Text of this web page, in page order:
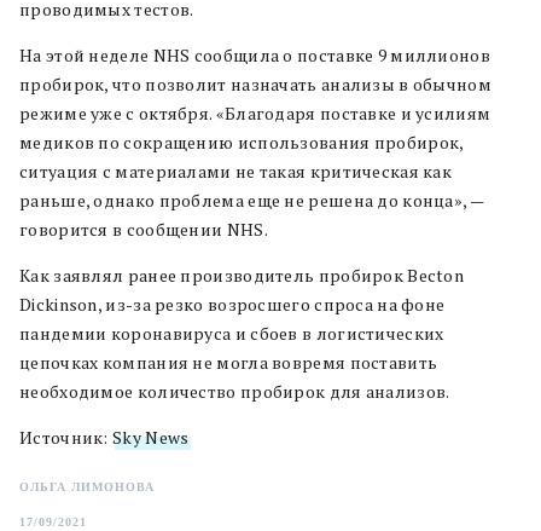
проводимых тестов.
На этой неделе NHS сообщила о поставке 9 миллионов
пробирок, что позволит назначать анализы в обычном
режиме уже с октября. «Благодаря поставке и усилиям
медиков по сокращению использования пробирок,
ситуация с материалами не такая критическая как
раньше, однако проблема еще не решена до конца», —
говорится в сообщении NHS.
Как заявлял ранее производитель пробирок Becton
Dickinson, из-за резко возросшего спроса на фоне
пандемии коронавируса и сбоев в логистических
цепочках компания не могла вовремя поставить
необходимое количество пробирок для анализов.
Источник: Sky News
ОЛЬГА ЛИМОНОВА
17/09/2021